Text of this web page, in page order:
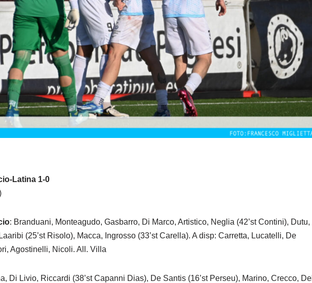
Latina 1-0
: Branduani, Monteagudo, Gasbarro, Di Marco, Artistico, Neglia (42’st Contini), Dutu,
(25’st Risolo), Macca, Ingrosso (33’st Carella). A disp: Carretta, Lucatelli, De
Agostinelli, Nicoli. All. Villa
Di Livio, Riccardi (38’st Capanni Dias), De Santis (16’st Perseu), Marino, Crecco, Del